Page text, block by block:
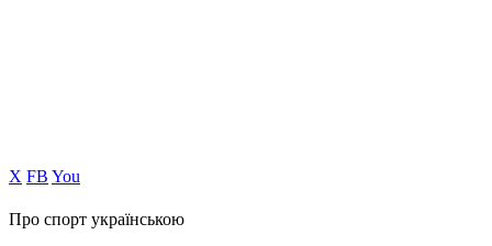
Х FB You
Про спорт українською